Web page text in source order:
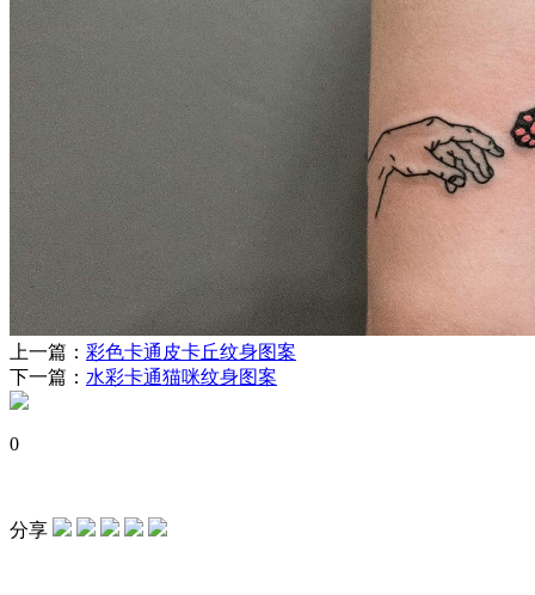
上一篇： 彩色卡通皮卡丘纹身图案
下一篇： 水彩卡通猫咪纹身图案
0
分享